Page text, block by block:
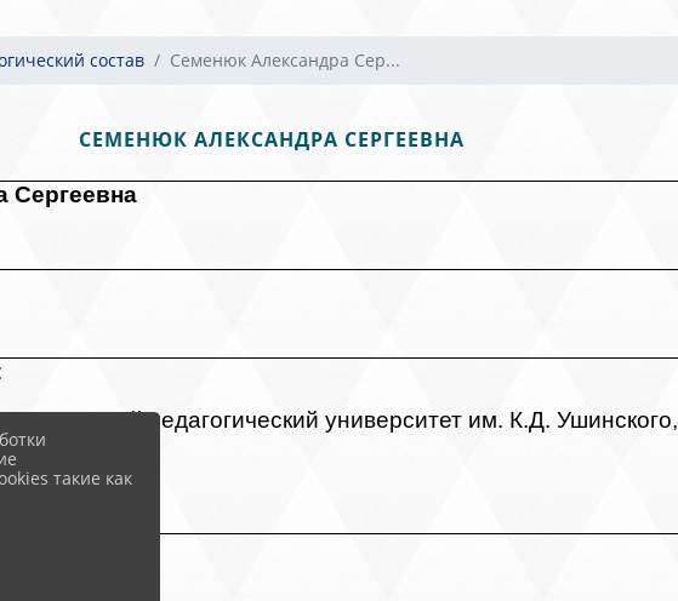
состав Семенюк Александра Сер...
СЕМЕНЮК АЛЕКСАНДРА СЕРГЕЕВНА
Сергеевна
педагогический университет им. К.Д. Ушинского,
такие как